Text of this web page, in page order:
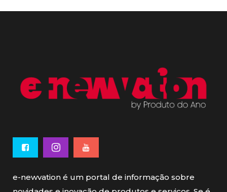
e-newvation é um portal de informação sobre